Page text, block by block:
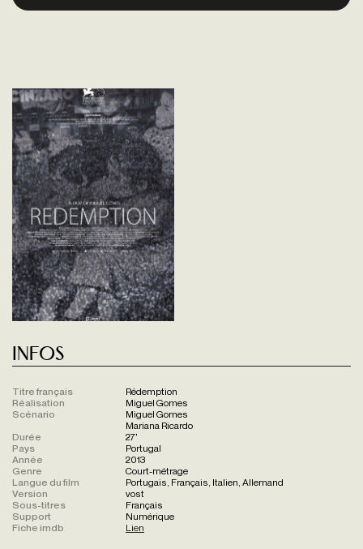
Infos
Titre français
Rédemption
Réalisation
Miguel Gomes
Scénario
Miguel Gomes
Mariana Ricardo
Durée
27'
Pays
Portugal
Année
2013
Genre
Court-métrage
Langue du film
Portugais, Français, Italien, Allemand
Version
vost
Sous-titres
Français
Support
Numérique
Fiche imdb
Lien